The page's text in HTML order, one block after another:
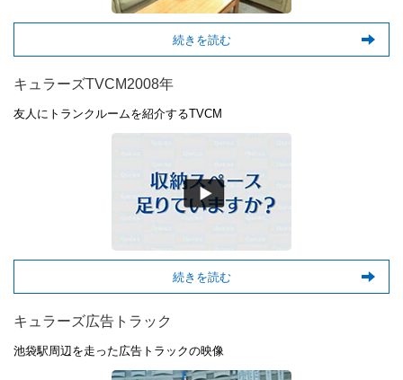
続きを読む
キュラーズTVCM2008年
友人にトランクルームを紹介するTVCM
続きを読む
キュラーズ広告トラック
池袋駅周辺を走った広告トラックの映像